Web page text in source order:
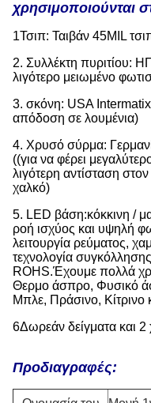
χρησιμοποιούνται
1Τσιπ: Ταιβάν 45MIL
2. Συλλέκτη πυριτίου:
λιγότερο μειωμένο
3. σκόνη: USA Intermatix
απόδοση σε λουμένια)
4. Χρυσό σύρμα:
((για να φέρει
λιγότερη αντίσταση
χαλκό)
5. LED βάση:κόκκινη /
ροή ισχύος και υψηλή
λειτουργία ρεύματος,
τεχνολογία
ROHS.Έχουμε πολλά
Θερμο άσπρο, Φυσικό
Μπλε, Πράσινο, Κίτρινο
6Δωρεάν δείγματα και 2
Προδιαγραφές: